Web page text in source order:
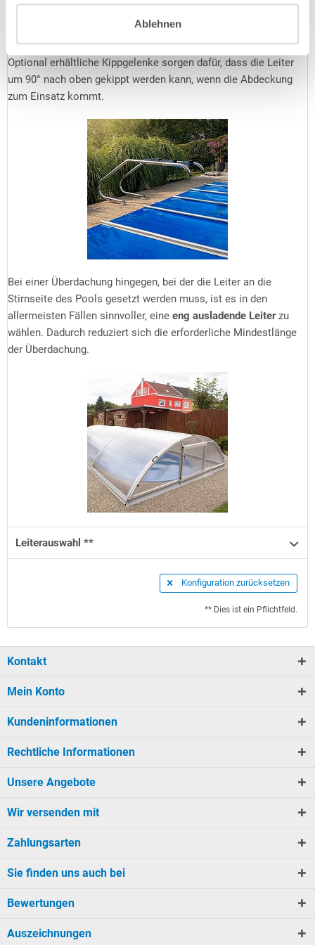
Ablehnen
Weg und Sie benötigen eineweit ausladende Leiter
Befestigungspunkte sich weiter weg vom Beckenrand befinden.
Optional erhältliche Kippgelenke sorgen dafür, dass die Leiter
um 90° nach oben gekippt werden kann, wenn die Abdeckung
zum Einsatz kommt.
Bei einer Überdachung hingegen, bei der die Leiter an die
Stirnseite des Pools gesetzt werden muss, ist es in den
allermeisten Fällen sinnvoller, eine eng ausladende Leiterzu
wählen. Dadurch reduziert sich die erforderliche Mindestlänge
der Überdachung.
Leiterauswahl **
Konfiguration zurücksetzen
** Dies ist ein Pflichtfeld.
Kontakt
Mein Konto
Kundeninformationen
Rechtliche Informationen
Unsere Angebote
Wir versenden mit
Zahlungsarten
Sie finden uns auch bei
Bewertungen
Auszeichnungen